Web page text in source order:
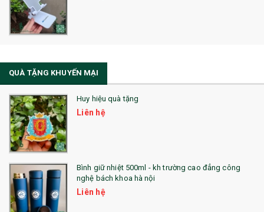
Sổ Sạc Đa Năng
La Fonte
Sổ Lò Xo
QUÀ TẶNG KHUYẾN MẠI
Huy hiệu quà tặng
Liên hệ
Bình giữ nhiệt 500ml - kh trường cao đẳng công
nghệ bách khoa hà nội
Liên hệ